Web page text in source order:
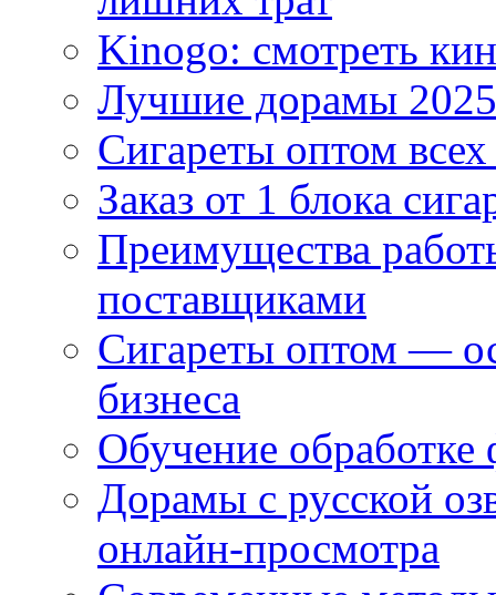
Kinogo: смотреть
Лучшие дорамы
Сигареты оптом
Заказ от 1 блока
Преимущества
поставщиками
Сигареты оптом —
бизнеса
Обучение
Дорамы с русской
онлайн-просмотра